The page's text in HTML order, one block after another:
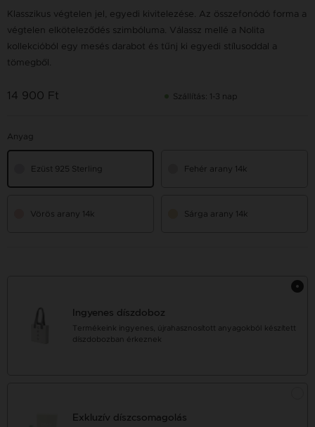
Klasszikus végtelen jel, egyedi kivitelezése. Az összefonódó forma a
végtelen elköteleződés szimbóluma. Válassz mellé a Nolita
kollekcióból egy mesés darabot és tűnj ki egyedi stílusoddal a
tömegből.
14 900 Ft Szállítás: 1-3 nap
Anyag
Ezüst 925 Sterling Fehér arany 14k
Vörös arany 14k Sárga arany 14k
Ingyenes díszdoboz
Termékeink ingyenes, újrahasznosított anyagokból készített
díszdobozban érkeznek
Exkluzív díszcsomagolás